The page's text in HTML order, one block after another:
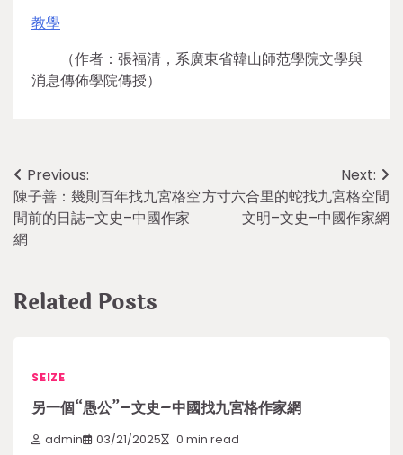
教學
（作者：張福清，系廣東省韓山師范學院文學與
消息傳佈學院傳授）
Post
navigation
Previous:
陳子善：幾則百年找九宮格空
間前的日誌–文史–中國作家
網
Next:
方寸六合里的蛇找九宮格空間
文明–文史–中國作家網
Related Posts
SEIZE
另一個“愚公”–文史–中國找九宮格作家網
admin 03/21/2025 0 min read